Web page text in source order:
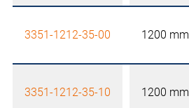
3351-1212-35-00 1200 mm
3351-1212-35-10 1200 mm